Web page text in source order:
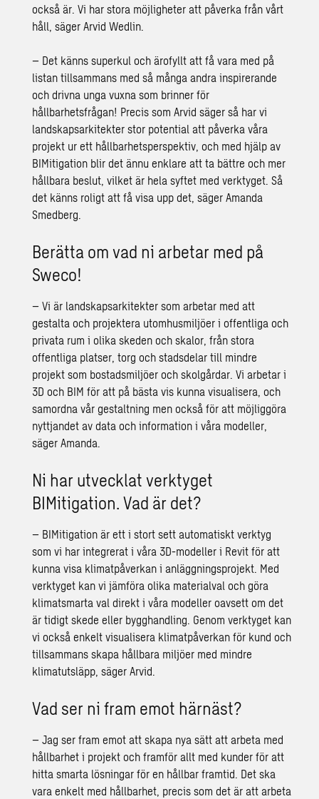
också är. Vi har stora möjligheter att påverka från vårt
håll, säger Arvid Wedlin.
– Det känns superkul och ärofyllt att få vara med på
listan tillsammans med så många andra inspirerande
och drivna unga vuxna som brinner för
hållbarhetsfrågan! Precis som Arvid säger så har vi
landskapsarkitekter stor potential att påverka våra
projekt ur ett hållbarhetsperspektiv, och med hjälp av
BIMitigation blir det ännu enklare att ta bättre och mer
hållbara beslut, vilket är hela syftet med verktyget. Så
det känns roligt att få visa upp det, säger Amanda
Smedberg.
Berätta om vad ni arbetar med på
Sweco!
– Vi är landskapsarkitekter som arbetar med att
gestalta och projektera utomhusmiljöer i offentliga och
privata rum i olika skeden och skalor, från stora
offentliga platser, torg och stadsdelar till mindre
projekt som bostadsmiljöer och skolgårdar. Vi arbetar i
3D och BIM för att på bästa vis kunna visualisera, och
samordna vår gestaltning men också för att möjliggöra
nyttjandet av data och information i våra modeller,
säger Amanda.
Ni har utvecklat verktyget
BIMitigation. Vad är det?
– BIMitigation är ett i stort sett automatiskt verktyg
som vi har integrerat i våra 3D-modeller i Revit för att
kunna visa klimatpåverkan i anläggningsprojekt. Med
verktyget kan vi jämföra olika materialval och göra
klimatsmarta val direkt i våra modeller oavsett om det
är tidigt skede eller bygghandling. Genom verktyget kan
vi också enkelt visualisera klimatpåverkan för kund och
tillsammans skapa hållbara miljöer med mindre
klimatutsläpp, säger Arvid.
Vad ser ni fram emot härnäst?
– Jag ser fram emot att skapa nya sätt att arbeta med
hållbarhet i projekt och framför allt med kunder för att
hitta smarta lösningar för en hållbar framtid. Det ska
vara enkelt med hållbarhet, precis som det är att arbeta